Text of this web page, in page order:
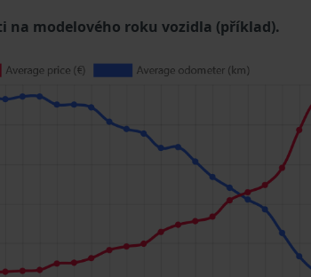
na modelového roku vozidla (příklad).